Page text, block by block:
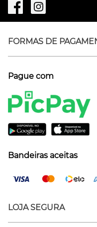
FORMAS DE
Pague com
Bandeiras aceitas
LOJA SEGURA